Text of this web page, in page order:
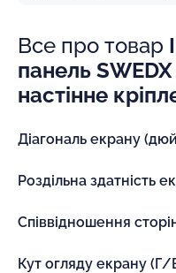
Все про товар
панель
настінне
Діагональ екрану
Роздільна здатність
Співвідношення
Кут огляду екрану (Г/